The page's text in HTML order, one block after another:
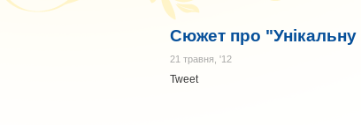
Сюжет про "Унікальну
21 травня, '12
Tweet